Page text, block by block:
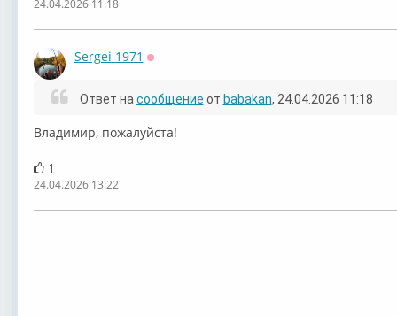
24.04.2026 11:18
Sergei 1971
Ответ на сообщение от babakan, 24.04.2026 11:18
Владимир, пожалуйста!
1
24.04.2026 13:22